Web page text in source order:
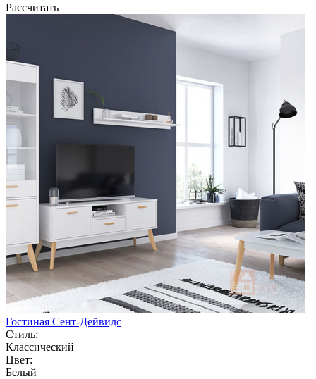
Рассчитать
Гостиная Сент-Дейвидс
Стиль:
Классический
Цвет:
Белый